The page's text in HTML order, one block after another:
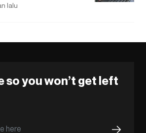
lalu
so you won’t get left